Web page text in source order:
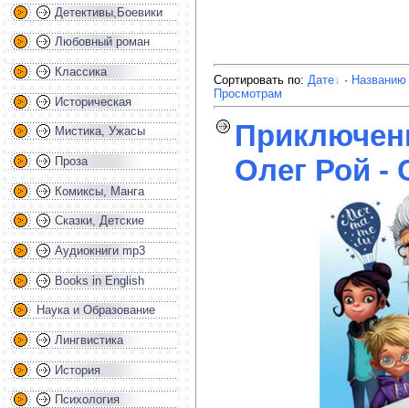
Детективы,Боевики
Любовный роман
Классика
Историческая
Мистика, Ужасы
Проза
Комиксы, Манга
Сказки, Детские
Аудиокниги mp3
Books in English
Наука и Образование
Лингвистика
История
Психология
Сортировать по: Дате · Названию
Просмотрам
Олег Рой -